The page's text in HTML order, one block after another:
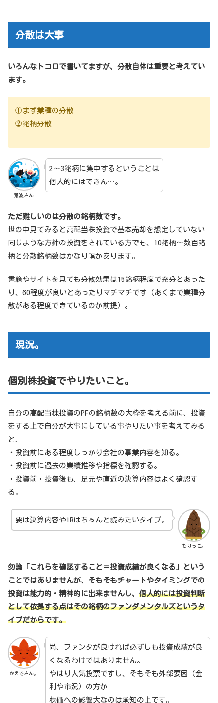
分散は大事
いろんなトコロで書いてますが、分散自体は重要と考えてい
ます。
①まず業種の分散
②銘柄分散
荒波さん
2～3銘柄に集中するということは
個人的にはできん…。
ただ難しいのは分散の銘柄数です。
世の中見てみると高配当株投資で基本売却を想定していない
同じような方針の投資をされている方でも、10銘柄～数百銘
柄と分散銘柄数はかなり幅があります。
書籍やサイトを見ても分散効果は15銘柄程度で充分とあった
り、60程度が良いとあったりマチマチです（あくまで業種分
散がある程度できているのが前提）。
現況。
個別株投資でやりたいこと。
自分の高配当株投資のPFの銘柄数の大枠を考える前に、投資
をする上で自分が大事にしている事やりたい事を考えてみる
と、
・投資前にある程度しっかり会社の事業内容を知る。
・投資前に過去の業績推移や指標を確認する。
・投資前・投資後も、足元や直近の決算内容はよく確認す
る。
もりっこ。
要は決算内容やIRはちゃんと読みたいタイプ。
勿論「これらを確認すること＝投資成績が良くなる」という
ことではありませんが、そもそもチャートやタイミングでの
投資は能力的・精神的に出来ませんし、 個人的には投資判断
として依拠する点はその銘柄のファンダメンタルズというタ
イプだからです。
かえでさん。
尚、ファンダが良ければ必ずしも投資成績が良
くなるわけではありません。
やはり人気投票ですし、そもそも外部要因（金
利や市況）の方が
株価への影響大なのは承知の上です。